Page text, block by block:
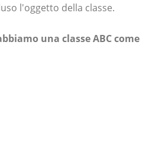
l'oggetto della classe.
una classe ABC come